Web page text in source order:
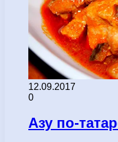
12.09.2017
0
Азу по-